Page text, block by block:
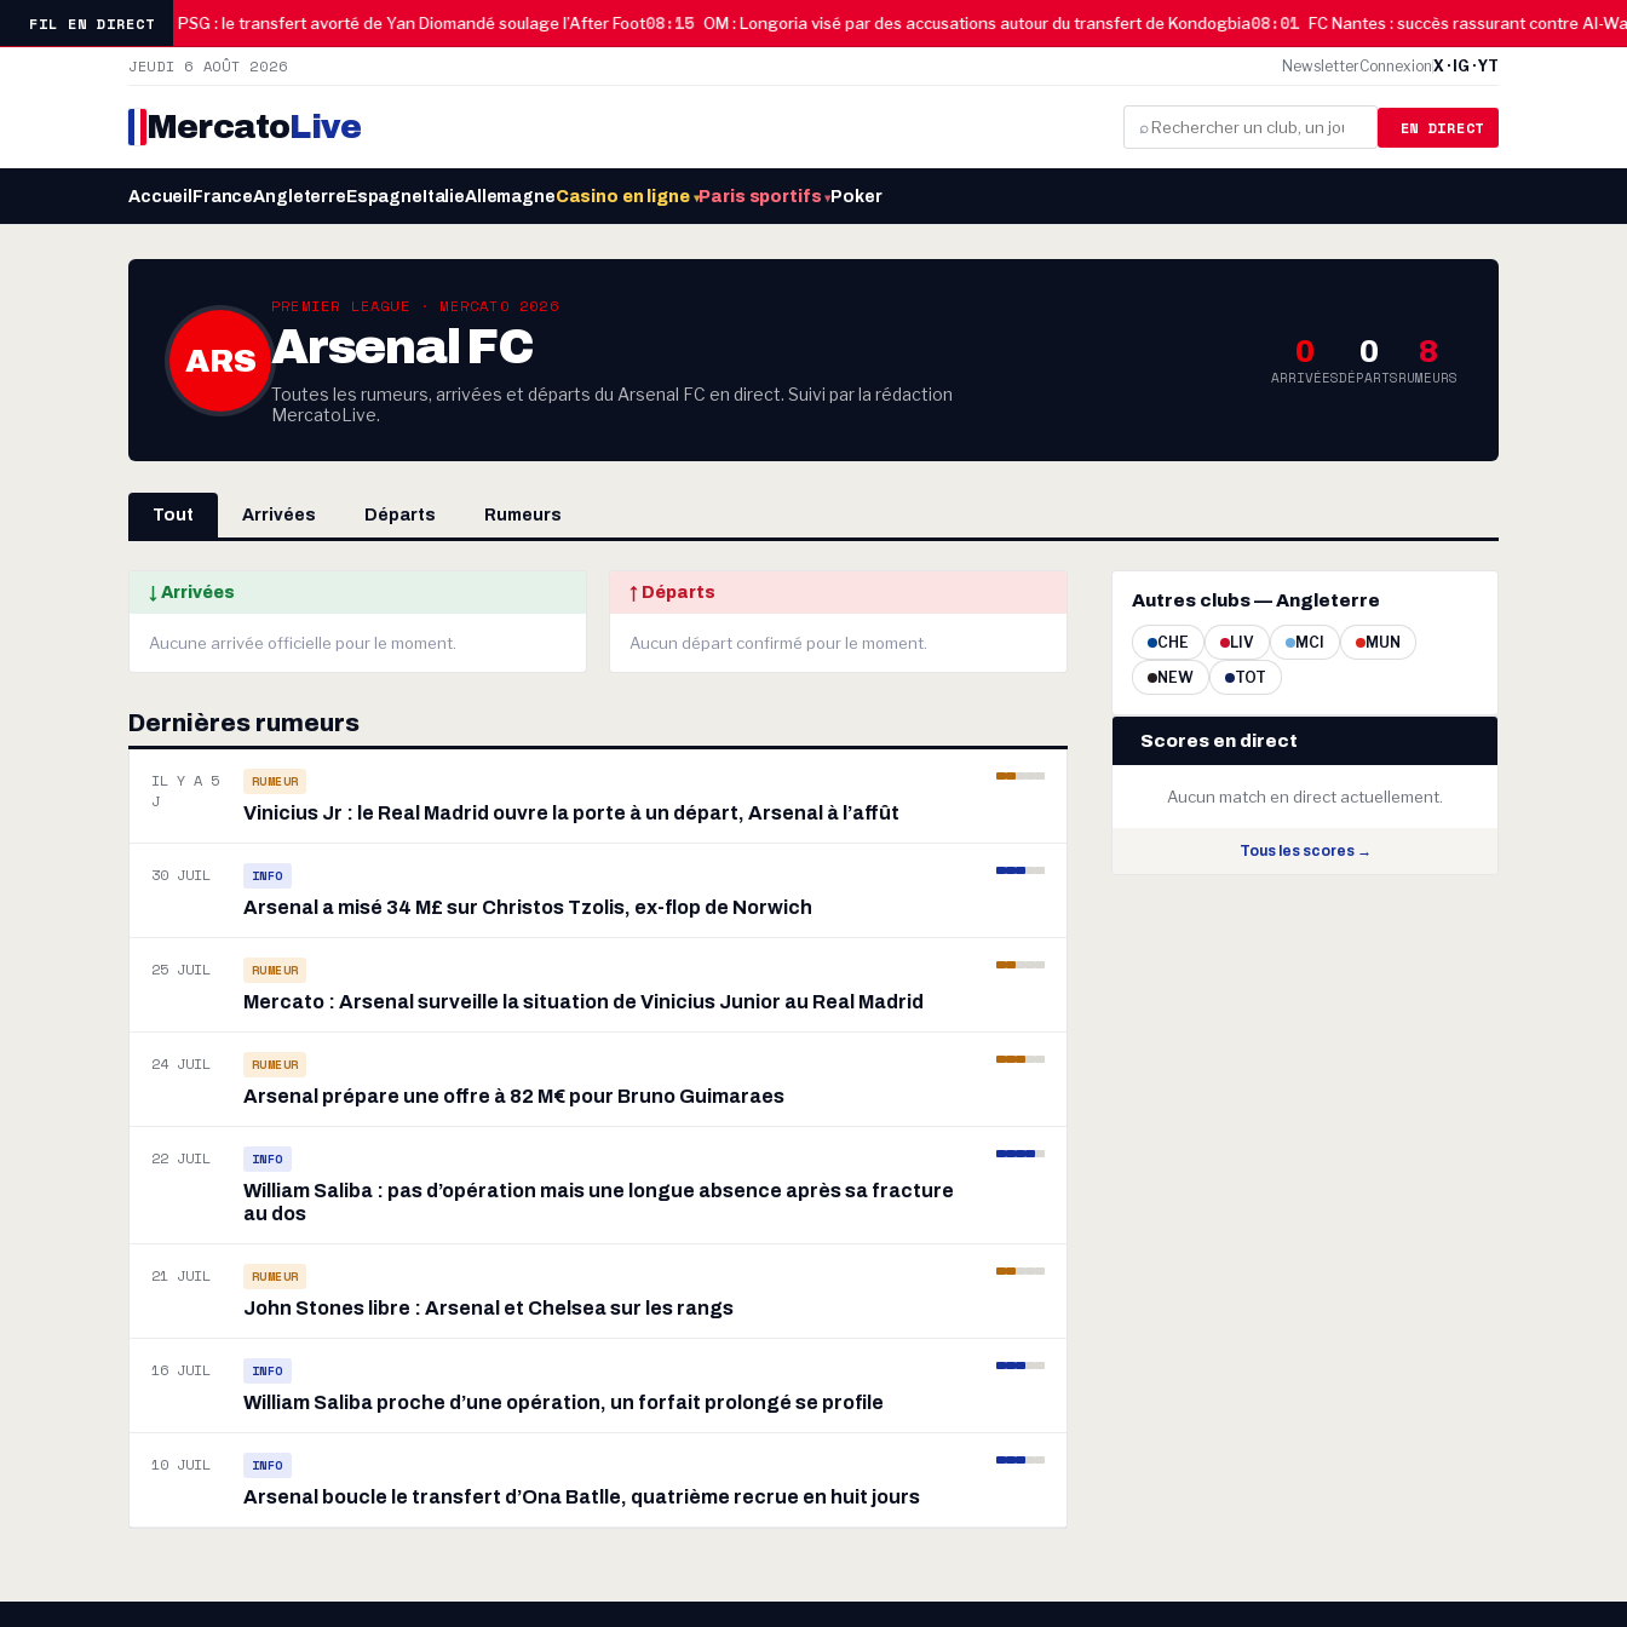
FIL EN DIRECT
à Prague 08:15 PSG : le transfert avorté de Yan Diomandé soulage l’After Foot08:15 OM : Longoria visé par des accusations autour du transfert de Kondogbia08:01 FC Nantes : succès rassurant contre Al-
JEUDI 6 AOÛT 2026 NewsletterConnexionX · IG · YT
MercatoLive ⌕ EN DIRECT
Accueil FranceAngleterreEspagneItalieAllemagneCasino en ligne ▾Paris sportifs▾Poker
ARS
PREMIER LEAGUE · MERCATO 2026
Arsenal FC
Toutes les rumeurs, arrivées et départs du Arsenal FC en direct. Suivi par la rédaction
MercatoLive.
0
ARRIVÉES
0
DÉPARTS
8
RUMEURS
Tout Arrivées Départs Rumeurs
↓ Arrivées
Aucune arrivée officielle pour le moment.
↑ Départs
Aucun départ confirmé pour le moment.
Dernières rumeurs
IL Y A 5
J
RUMEUR
Vinicius Jr : le Real Madrid ouvre la porte à un départ, Arsenal à l’affût
30 JUIL INFO
Arsenal a misé 34 M£ sur Christos Tzolis, ex-flop de Norwich
25 JUIL RUMEUR
Mercato : Arsenal surveille la situation de Vinicius Junior au Real Madrid
24 JUIL RUMEUR
Arsenal prépare une offre à 82 M€ pour Bruno Guimaraes
22 JUIL INFO
William Saliba : pas d’opération mais une longue absence après sa fracture
au dos
21 JUIL RUMEUR
John Stones libre : Arsenal et Chelsea sur les rangs
16 JUIL INFO
William Saliba proche d’une opération, un forfait prolongé se profile
10 JUIL INFO
Arsenal boucle le transfert d’Ona Batlle, quatrième recrue en huit jours
Autres clubs — Angleterre
CHE LIV MCI
MUN
NEW
TOT
Scores en direct
Aucun match en direct actuellement.
Tous les scores →